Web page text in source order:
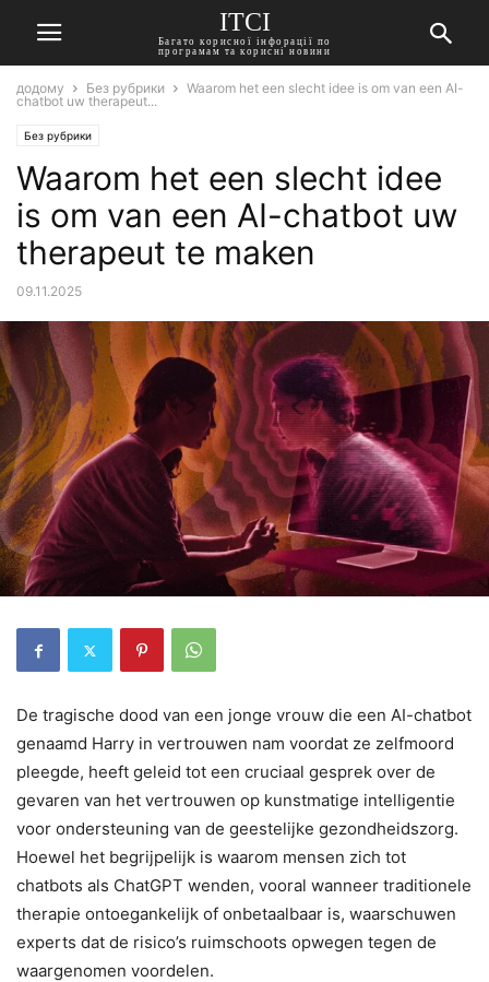
ITCI
Багато корисної інфорації по
програмам та корисні новини
додому Без рубрики
Waarom het een slecht idee is om van een AI-
chatbot uw therapeut...
Без рубрики
Waarom het een slecht idee
is om van een AI-chatbot uw
therapeut te maken
09.11.2025
De tragische dood van een jonge vrouw die een AI-chatbot
genaamd Harry in vertrouwen nam voordat ze zelfmoord
pleegde, heeft geleid tot een cruciaal gesprek over de
gevaren van het vertrouwen op kunstmatige intelligentie
voor ondersteuning van de geestelijke gezondheidszorg.
Hoewel het begrijpelijk is waarom mensen zich tot
chatbots als ChatGPT wenden, vooral wanneer traditionele
therapie ontoegankelijk of onbetaalbaar is, waarschuwen
experts dat de risico’s ruimschoots opwegen tegen de
waargenomen voordelen.